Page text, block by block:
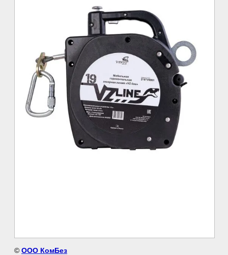
© ООО КомБез